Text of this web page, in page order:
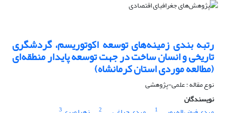
رتبه بندی زمینه‌های توسعه اکوتوریسم، گردشگری
تاریخی و انسان ساخت در جهت توسعه پایدار منطقه‌ای
(مطالعه موردی استان کرمانشاه)
نوع مقاله : علمی-پژوهشی
نویسندگان
1
2
3